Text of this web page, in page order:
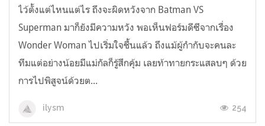
ไว้ตั้งแต่ไหนแต่ไร ถึงจะผิดหวังจาก Batman VS
Superman มาก็ยังมีความหวัง พอเห็นฟอร์มดีซีจากเรื่อง
Wonder Woman ไปเริ่มใจชื้นแล้ว ถึงแม้ผู้กำกับจะคนละ
ทีมแต่อย่างน้อยมีแม่กัลก็รู้สึกคุ้ม เลยท้าทายกระแสลบๆ ด้วย
การไปพิสูจน์ด้วยต...
ilysm 254